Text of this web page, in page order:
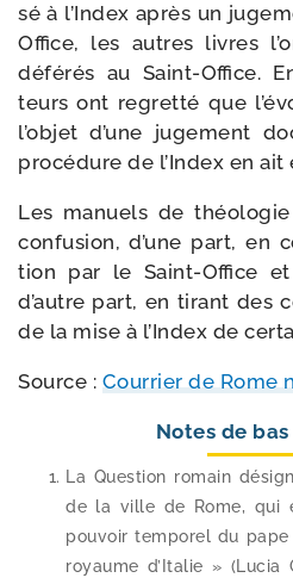
sé à l’Index après un
Office, les autres livres
défé­rés au Saint-​Office.
teurs ont regret­té que
l’objet d’une juge­ment
pro­cé­dure de l’Index en
Les manuels de
confu­sion, d’une part, en
tion par le Saint-​Office
d’autre part, en tirant des
de la mise à l’Index de
Source : Courrier de Rome
Notes de
La Question romain
de la ville de Rome, qui
pou­voir tem­po­rel du
royaume d’Italie »